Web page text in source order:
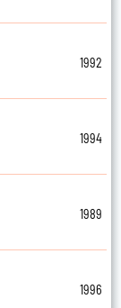
1992
1994
1989
1996